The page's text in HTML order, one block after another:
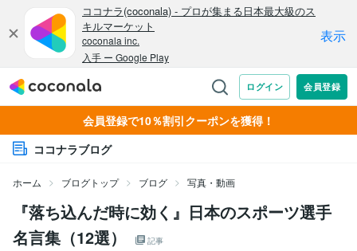
会員登録で10％割引クーポンを獲得！
ココナラブログ
ホーム ブログトップ ブログ 写真・動画
『落ち込んだ時に効く』日本のスポーツ選手
名言集（12選）
記事